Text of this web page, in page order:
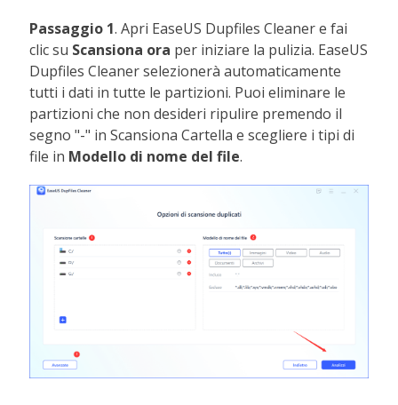
Passaggio 1. Apri EaseUS Dupfiles Cleaner e fai
clic su Scansiona ora per iniziare la pulizia. EaseUS
Dupfiles Cleaner selezionerà automaticamente
tutti i dati in tutte le partizioni. Puoi eliminare le
partizioni che non desideri ripulire premendo il
segno "-" in Scansiona Cartella e scegliere i tipi di
file in Modello di nome del file.